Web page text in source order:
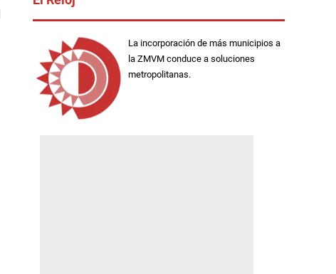
La incorporación de más municipios a
la ZMVM conduce a soluciones
metropolitanas.